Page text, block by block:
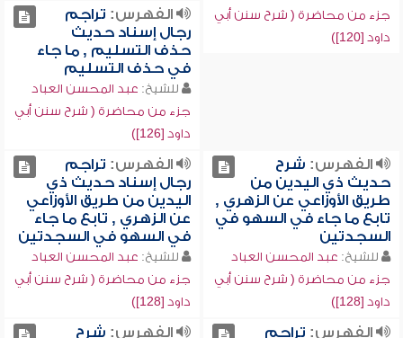
جزء من محاضرة ( شرح سنن أبي
داود [120])
الفهرس: تراجم
رجال إسناد حديث
حذف التسليم , ما جاء
في حذف التسليم
للشيخ: عبد المحسن العباد
جزء من محاضرة ( شرح سنن أبي
داود [126])
الفهرس: شرح
حديث ذي اليدين من
طريق الأوزاعي عن الزهري ,
تابع ما جاء في السهو في
السجدتين
للشيخ: عبد المحسن العباد
جزء من محاضرة ( شرح سنن أبي
داود [128])
الفهرس: تراجم
رجال إسناد حديث ذي
اليدين من طريق الأوزاعي
عن الزهري , تابع ما جاء
في السهو في السجدتين
للشيخ: عبد المحسن العباد
جزء من محاضرة ( شرح سنن أبي
داود [128])
الفهرس: تراجم
الفهرس: شرح